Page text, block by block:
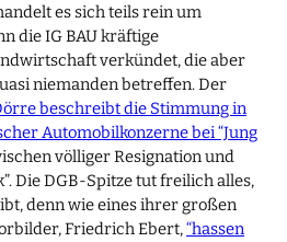
es sich teils rein um
die IG BAU kräftige
verkündet, die aber
niemanden betreffen. Der
beschreibt die Stimmung in
Automobilkonzerne bei “Jung
völliger Resignation und
Die DGB-Spitze tut freilich alles,
denn wie eines ihrer großen
Friedrich Ebert,“hassen